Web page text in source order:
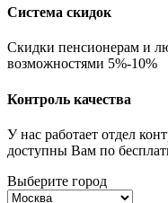
Система скидок
Скидки пенсионерам и
возможностями 5%-10%
Контроль качества
У нас работает отдел
доступны Вам по
Выберите город